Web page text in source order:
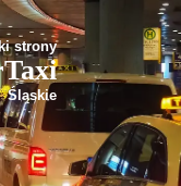
strony
Śląskie